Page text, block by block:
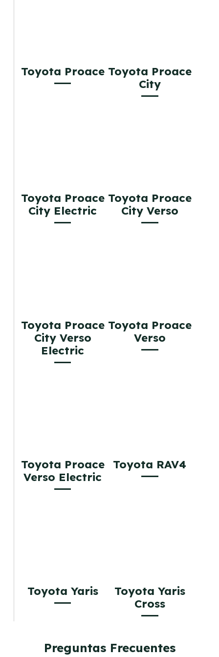
Toyota Proace Toyota Proace
City
Toyota Proace
City Electric
Toyota Proace
City Verso
Toyota Proace
City Verso
Electric
Toyota Proace
Verso
Toyota Proace
Verso Electric
Toyota RAV4
Toyota Yaris
Toyota Yaris
Cross
Preguntas Frecuentes